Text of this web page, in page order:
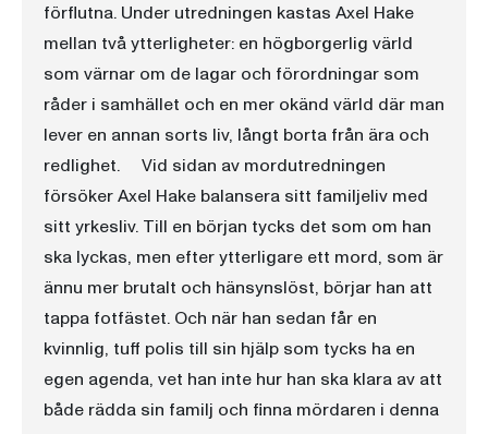
förflutna. Under utredningen kastas Axel Hake
mellan två ytterligheter: en högborgerlig värld
som värnar om de lagar och förordningar som
råder i samhället och en mer okänd värld där man
lever en annan sorts liv, långt borta från ära och
redlighet. Vid sidan av mordutredningen
försöker Axel Hake balansera sitt familjeliv med
sitt yrkesliv. Till en början tycks det som om han
ska lyckas, men efter ytterligare ett mord, som är
ännu mer brutalt och hänsynslöst, börjar han att
tappa fotfästet. Och när han sedan får en
kvinnlig, tuff polis till sin hjälp som tycks ha en
egen agenda, vet han inte hur han ska klara av att
både rädda sin familj och finna mördaren i denna